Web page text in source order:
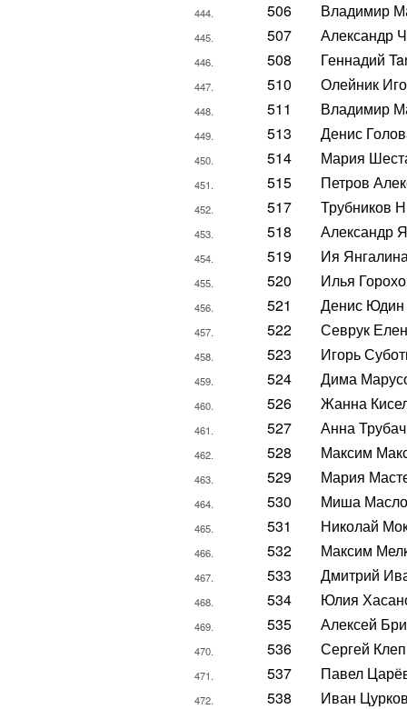
444. 506 Владимир
445. 507 Александр
446. 508 Геннадий
447. 510 Олейник
448. 511 Владимир
449. 513 Денис
450. 514 Мария
451. 515 Петров
452. 517 Трубников
453. 518 Александр
454. 519 Ия
455. 520 Илья
456. 521 Денис Юдин
457. 522 Севрук
458. 523 Игорь
459. 524 Дима
460. 526 Жанна
461. 527 Анна Трубач
462. 528 Максим
463. 529 Мария
464. 530 Миша
465. 531 Николай
466. 532 Максим
467. 533 Дмитрий
468. 534 Юлия
469. 535 Алексей
470. 536 Сергей
471. 537 Павел
472. 538 Иван